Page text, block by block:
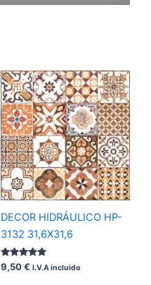
DECOR HIDRÁULICO HP-
3132 31,6X31,6
Valorado
con
9,50€ I.V.A incluido